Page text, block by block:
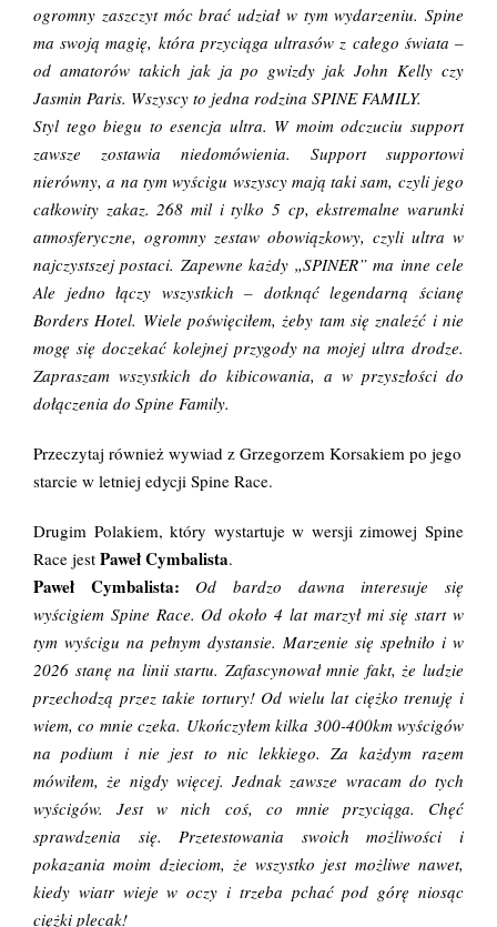
ogromny zaszczyt móc brać udział w tym wydarzeniu. Spine
ma swoją magię, która przyciąga ultrasów z całego świata –
od amatorów takich jak ja po gwizdy jak John Kelly czy
Jasmin Paris. Wszyscy to jedna rodzina SPINE FAMILY.
Styl tego biegu to esencja ultra. W moim odczuciu support
zawsze zostawia niedomówienia. Support supportowi
nierówny, a na tym wyścigu wszyscy mają taki sam, czyli jego
całkowity zakaz. 268 mil i tylko 5 cp, ekstremalne warunki
atmosferyczne, ogromny zestaw obowiązkowy, czyli ultra w
najczystszej postaci. Zapewne każdy „SPINER” ma inne cele
Ale jedno łączy wszystkich – dotknąć legendarną ścianę
Borders Hotel. Wiele poświęciłem, żeby tam się znaleźć i nie
mogę się doczekać kolejnej przygody na mojej ultra drodze.
Zapraszam wszystkich do kibicowania, a w przyszłości do
dołączenia do Spine Family.
Przeczytaj również wywiad z Grzegorzem Korsakiem po jego
starcie w letniej edycji Spine Race.
Drugim Polakiem, który wystartuje w wersji zimowej Spine
Race jest Paweł Cymbalista.
Paweł Cymbalista:
Od bardzo dawna interesuje się
wyścigiem Spine Race. Od około 4 lat marzył mi się start w
tym wyścigu na pełnym dystansie. Marzenie się spełniło i w
2026 stanę na linii startu. Zafascynował mnie fakt, że ludzie
przechodzą przez takie tortury! Od wielu lat ciężko trenuję i
wiem, co mnie czeka. Ukończyłem kilka 300-400km wyścigów
na podium i nie jest to nic lekkiego. Za każdym razem
mówiłem, że nigdy więcej. Jednak zawsze wracam do tych
wyścigów. Jest w nich coś, co mnie przyciąga. Chęć
sprawdzenia się. Przetestowania swoich możliwości i
pokazania moim dzieciom, że wszystko jest możliwe nawet,
kiedy wiatr wieje w oczy i trzeba pchać pod górę niosąc
ciężki plecak!